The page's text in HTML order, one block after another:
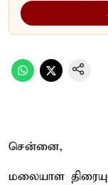
சென்னை,
மலையாள